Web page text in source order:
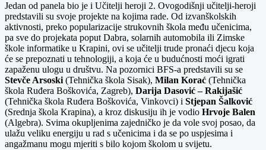
Jedan od panela bio je i Učitelji heroji 2. Ovogodišnji učitelji-heroji
predstavili su svoje projekte na kojima rade. Od izvanškolskih
aktivnosti, preko popularizacije strukovnih škola među učenicima,
pa sve do projekata poput Dabra, solarnih automobila ili Zimske
škole informatike u Krapini, ovi se učitelji trude pronaći djecu koja
će se prepoznati u tehnologiji, a koja će u budućnosti moći igrati
zapaženu ulogu u društvu. Na pozornici BFS-a predstavili su se
Stevče Arsoski (Tehnička škola Sisak), Milan Korać (Tehnička
škola Ruđera Boškovića, Zagreb), Darija Dasović – Rakijašić
(Tehnička škola Ruđera Boškovića, Vinkovci) i Stjepan Šalković
(Srednja škola Krapina), a kroz diskusiju ih je vodio Hrvoje Balen
(Algebra). Svima okupljenima zajedničko je da vole svoj posao, da
ulažu veliku energiju u rad s učenicima i da se po uspjesima i
angažmanu mogu mjeriti s bilo kojom školom u svijetu.